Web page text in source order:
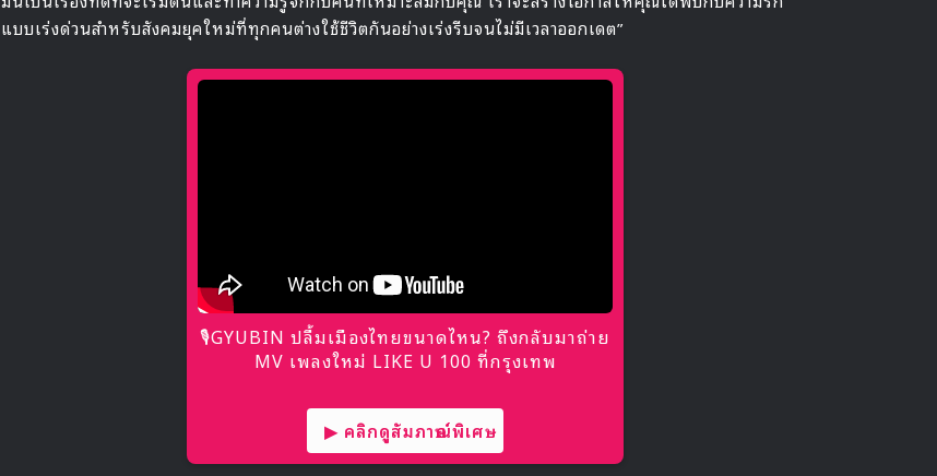
แบบเร่งด่วนสำหรับสังคมยุคใหม่ที่ทุกคนต่างใช้ชีวิตกันอย่างเร่งรีบจนไม่มีเวลาออกเดต”
🎙GYUBIN ปลื้มเมืองไทยขนาดไหน? ถึงกลับมาถ่าย
MV เพลงใหม่ LIKE U 100 ที่กรุงเทพ
▶ คลิกดูสัมภาษณ์พิเศษ